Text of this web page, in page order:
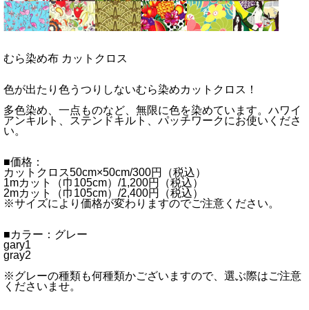
むら染め布 カットクロス
色が出たり色うつりしないむら染めカットクロス！
多色染め、一点ものなど、無限に色を染めています。ハワイ
アンキルト、ステンドキルト、パッチワークにお使いくださ
い。
■価格：
カットクロス50cm×50cm/300円（税込）
1mカット（巾105cm）/1,200円（税込）
2mカット（巾105cm）/2,400円（税込）
※サイズにより価格が変わりますのでご注意ください。
■カラー：グレー
gary1
gray2
※グレーの種類も何種類かございますので、選ぶ際はご注意
くださいませ。